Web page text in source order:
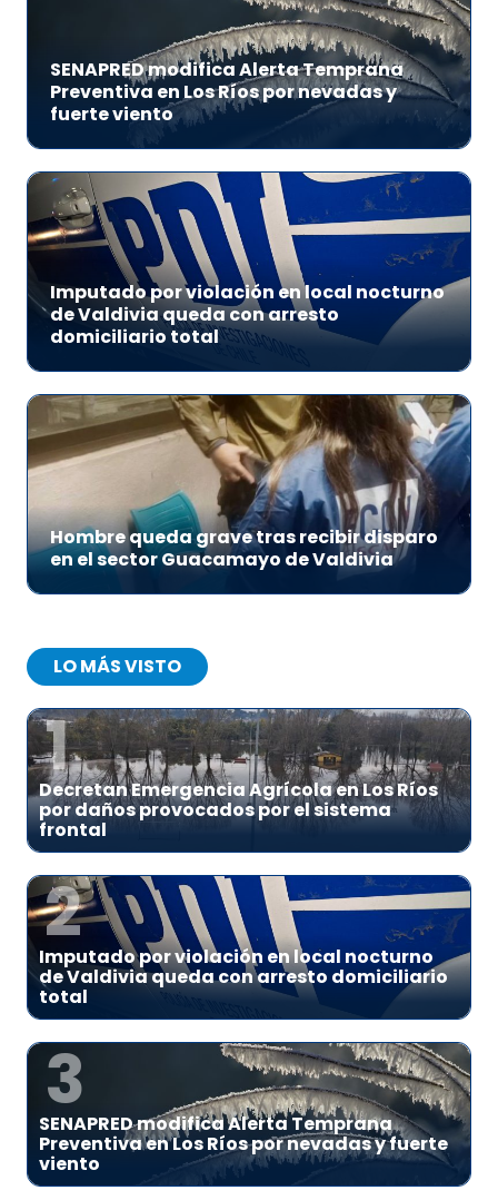
SENAPRED modifica Alerta Temprana
Preventiva en Los Ríos por nevadas y
fuerte viento
Imputado por violación en local nocturno
de Valdivia queda con arresto
domiciliario total
Hombre queda grave tras recibir disparo
en el sector Guacamayo de Valdivia
LO MÁS VISTO
1
Decretan Emergencia Agrícola en Los Ríos
por daños provocados por el sistema
frontal
2
Imputado por violación en local nocturno
de Valdivia queda con arresto domiciliario
total
3
SENAPRED modifica Alerta Temprana
Preventiva en Los Ríos por nevadas y fuerte
viento